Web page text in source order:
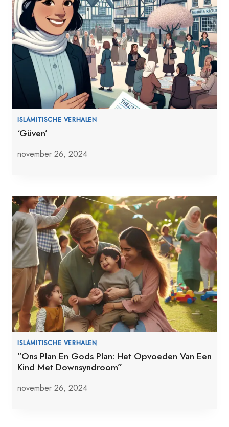
ISLAMITISCHE VERHALEN
‘Güven’
november 26, 2024
ISLAMITISCHE VERHALEN
”Ons Plan En Gods Plan: Het Opvoeden Van Een
Kind Met Downsyndroom”
november 26, 2024